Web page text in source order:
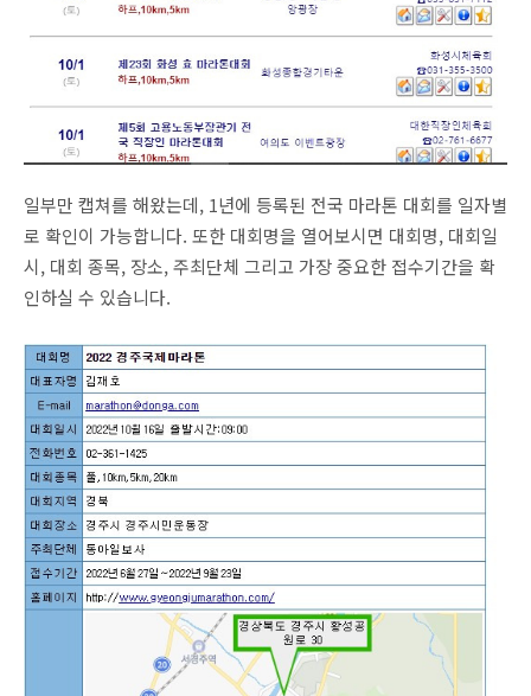
일부만 캡쳐를 해왔는데, 1년에 등록된 전국 마라톤 대회를 일자별
로 확인이 가능합니다. 또한 대회명을 열어보시면 대회명, 대회일
시, 대회 종목, 장소, 주최단체 그리고 가장 중요한 접수기간을 확
인하실 수 있습니다.